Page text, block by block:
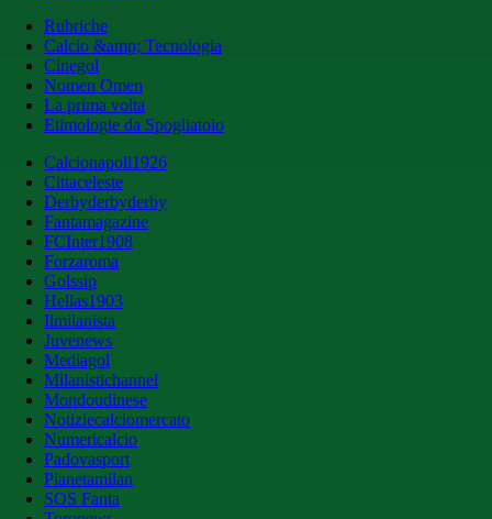
Rubriche
Calcio &amp; Tecnologia
Cinegol
Nomen Omen
La prima volta
Etimologie da Spogliatoio
Calcionapoli1926
Cittaceleste
Derbyderbyderby
Fantamagazine
FCInter1908
Forzaroma
Golssip
Hellas1903
Ilmilanista
Juvenews
Mediagol
Milanistichannel
Mondoudinese
Notiziecalciomercato
Numericalcio
Padovasport
Pianetamilan
SOS Fanta